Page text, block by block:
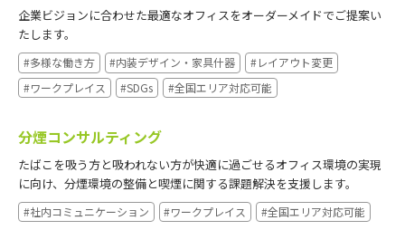
企業ビジョンに合わせた最適なオフィスをオーダーメイドでご提案い
たします。
#多様な働き方 #内装デザイン・家具什器
#レイアウト変更
#ワークプレイス
#SDGs #全国エリア対応可能
分煙コンサルティング
たばこを吸う方と吸われない方が快適に過ごせるオフィス環境の実現
に向け、分煙環境の整備と喫煙に関する課題解決を支援します。
#社内コミュニケーション #ワークプレイス #全国エリア対応可能